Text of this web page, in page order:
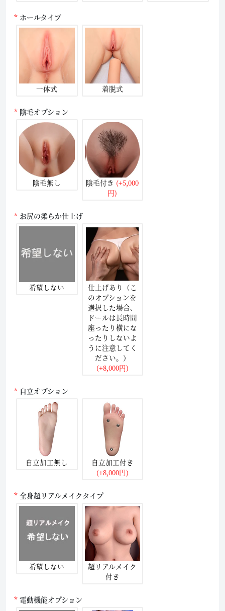
ホールタイプ
一体式 着脱式
陰毛オプション
陰毛無し 陰毛付き (+5,000
円)
お尻の柔らか仕上げ
希望しない
仕上げあり（こ
のオプションを
選択した場合、
ドールは長時間
座ったり横にな
ったりしないよ
うに注意してく
ださい。）
(+8,000円)
自立オプション
自立加工無し
自立加工付き
(+8,000円)
全身超リアルメイクタイプ
希望しない
超リアルメイク
付き
電動機能オプション